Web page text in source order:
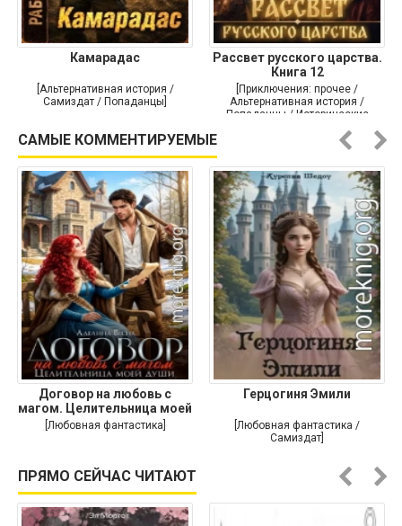
Камарадас
[Альтернативная история /
Самиздат / Попаданцы]
Рассвет русского царства.
Книга 12
[Приключения: прочее /
Альтернативная история /
Попаданцы / Исторические
САМЫЕ КОММЕНТИРУЕМЫЕ
Договор на любовь с
магом. Целительница моей
души
[Любовная фантастика]
Герцогиня Эмили
[Любовная фантастика /
Самиздат]
ПРЯМО СЕЙЧАС ЧИТАЮТ